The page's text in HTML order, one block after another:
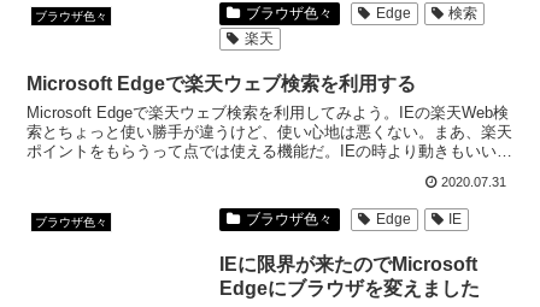
ブラウザ色々 ブラウザ色々 Edge
検索
楽天
Microsoft Edgeで楽天ウェブ検索を利用する
Microsoft Edgeで楽天ウェブ検索を利用してみよう。IEの楽天Web検
索とちょっと使い勝手が違うけど、使い心地は悪くない。まあ、楽天
ポイントをもらうって点では使える機能だ。IEの時より動きもいい
2020.07.31
ブラウザ色々 ブラウザ色々 Edge IE
IEに限界が来たのでMicrosoft
Edgeにブラウザを変えました